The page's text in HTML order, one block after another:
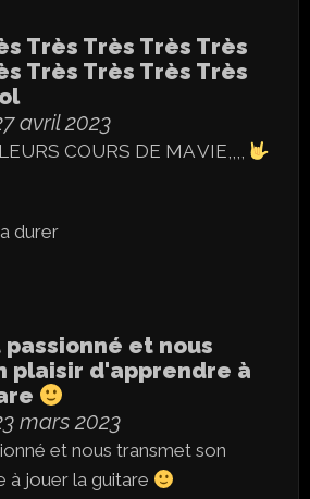
Très Très Très Très
Très Très Très Très
avril 2023
COURS DE MA VIE,,,,
durer
et nous
plaisir d'apprendre à
mars 2023
et nous transmet son
à jouer la guitare